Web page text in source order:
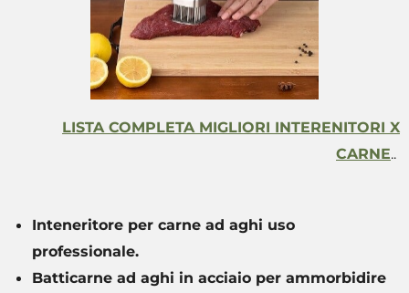
LISTA COMPLETA MIGLIORI INTERENITORI X
CARNE..
Inteneritore per carne ad aghi uso
professionale.
Batticarne ad aghi in acciaio per ammorbidire